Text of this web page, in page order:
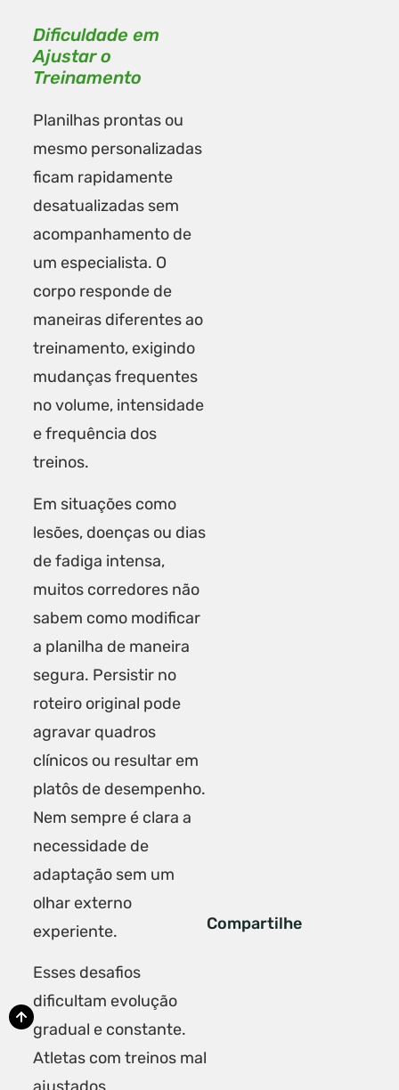
Dificuldade em
Ajustar o
Treinamento
Planilhas prontas ou
mesmo personalizadas
ficam rapidamente
desatualizadas sem
acompanhamento de
um especialista. O
corpo responde de
maneiras diferentes ao
treinamento, exigindo
mudanças frequentes
no volume, intensidade
e frequência dos
treinos.
Em situações como
lesões, doenças ou dias
de fadiga intensa,
muitos corredores não
sabem como modificar
a planilha de maneira
segura. Persistir no
roteiro original pode
agravar quadros
clínicos ou resultar em
platôs de desempenho.
Nem sempre é clara a
necessidade de
adaptação sem um
olhar externo
experiente.
Esses desafios
dificultam evolução
gradual e constante.
Atletas com treinos mal
Compartilhe